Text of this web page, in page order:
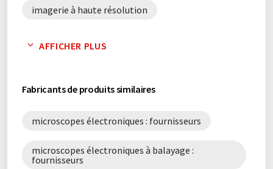
imagerie à haute résolution
microscopie électronique à balayage
analyse des dommages
analyse des traces de poudre
AFFICHER PLUS
Fabricants de produits similaires
microscopes électroniques : fournisseurs
microscopes électroniques à balayage :
fournisseurs